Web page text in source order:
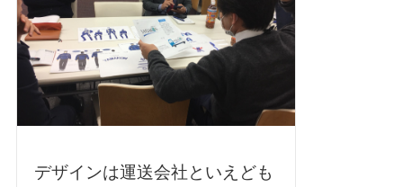
デザインは運送会社といえども